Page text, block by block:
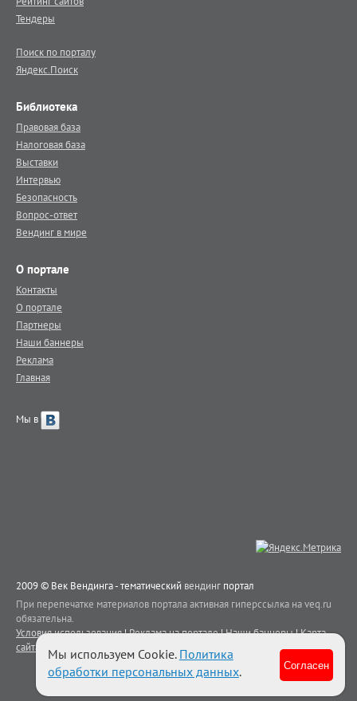
Тендеры
Поиск по порталу
Яндекс.Поиск
Библиотека
Правовая база
Налоговая база
Выставки
Интервью
Безопасность
Вопрос-ответ
Вендинг в мире
О портале
Контакты
О портале
Партнеры
Наши баннеры
Реклама
Главная
Мы в
2009 © Век Вендинга - тематический вендинг портал
При перепечатке материалов портала активная гиперссылка на veq.ru
обязательна.
Условия использования|Реклама на портале|Наши баннеры|Карта
сайта
Контакты
Мы используем Cookie. Политика
обработки персональных данных. Согласен